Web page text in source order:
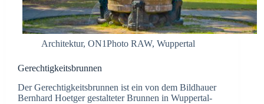
Architektur, ON1Photo RAW, Wuppertal
Gerechtigkeitsbrunnen
Der Gerechtigkeitsbrunnen ist ein von dem Bildhauer
Bernhard Hoetger gestalteter Brunnen in Wuppertal-